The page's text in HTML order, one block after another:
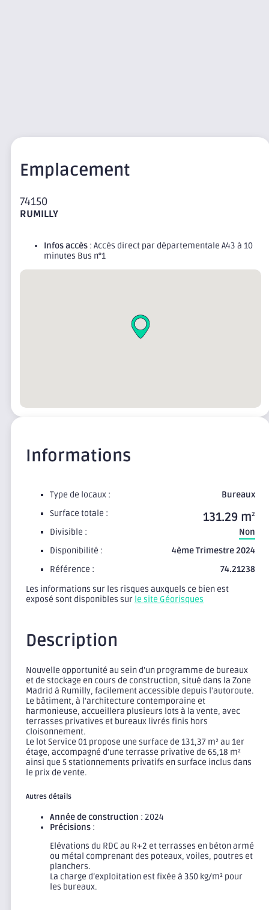
Emplacement
74150
RUMILLY
Infos accès : Accès direct par départementale A43 à 10
minutes Bus n°1
Informations
Type de locaux :
Bureaux
Surface totale :
131.29 m2
Divisible :
Non
Disponibilité :
4ème Trimestre 2024
Référence :
74.21238
Les informations sur les risques auxquels ce bien est
exposé sont disponibles sur le site Géorisques
Description
Nouvelle opportunité au sein d'un programme de bureaux
et de stockage en cours de construction, situé dans la Zone
Madrid à Rumilly, facilement accessible depuis l'autoroute.
Le bâtiment, à l'architecture contemporaine et
harmonieuse, accueillera plusieurs lots à la vente, avec
terrasses privatives et bureaux livrés finis hors
cloisonnement.
Le lot Service 01 propose une surface de 131,37 m² au 1er
étage, accompagné d'une terrasse privative de 65,18 m²
ainsi que 5 stationnements privatifs en surface inclus dans
le prix de vente.
Autres détails
Année de construction : 2024
Précisions :
Elévations du RDC au R+2 et terrasses en béton armé
ou métal comprenant des poteaux, voiles, poutres et
planchers.
La charge d’exploitation est fixée à 350 kg/m² pour
les bureaux.